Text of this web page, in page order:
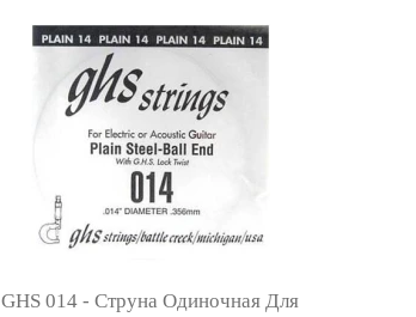
GHS 014 - Струна Одиночная Для